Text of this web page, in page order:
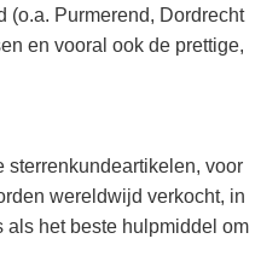
(o.a. Purmerend, Dordrecht
en vooral ook de prettige,
sterrenkundeartikelen, voor
wereldwijd verkocht, in
als het beste hulpmiddel om